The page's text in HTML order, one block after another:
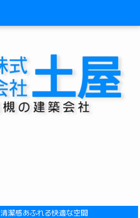
清潔感あふれる快適な空間